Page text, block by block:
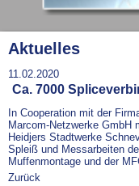
Aktuelles
11.02.2020
Ca. 7000
In Cooperation mit der
Marcom-Netzwerke GmbH
Heidjers Stadtwerke
Spleiß und Messarbeiten
Muffenmontage und der
Zurück